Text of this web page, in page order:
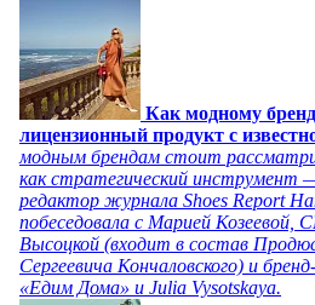
Как модному
лицензионный продукт с
модным брендам стоит
как стратегический инструмент
редактор журнала Shoes Report
побеседовала с Марией Козеевой,
Высоцкой (входит в состав
Сергеевича Кончаловского) и
«Едим Дома» и Julia Vysotskaya.